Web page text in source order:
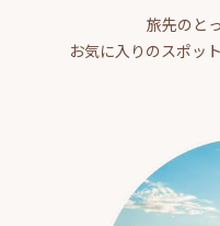
旅先のと
お気に入りのスポッ